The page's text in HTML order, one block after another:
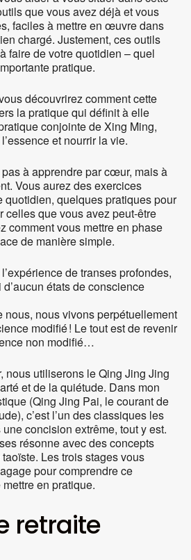
que vous avez déjà et vous
faciles à mettre en œuvre dans
chargé. Justement, ces outils
faire de votre quotidien – quel
pratique.
découvrirez comment cette
la pratique qui définit à elle
conjointe de Xing Ming,
et nourrir la vie.
à apprendre par cœur, mais à
Vous aurez des exercices
quotidien, quelques pratiques pour
celles que vous avez peut-être
comment vous mettre en phase
de manière simple.
de transes profondes,
états de conscience
nous, nous vivons perpétuellement
modifié ! Le tout est de revenir
non modifié…
nous utiliserons le Qing Jing Jing
et de la quiétude. Dans mon
(Qing Jing Pai, le courant de
c’est l’un des classiques les
concision extrême, tout y est.
résonne avec des concepts
Les trois stages vous
pour comprendre ce
en pratique.
retraite